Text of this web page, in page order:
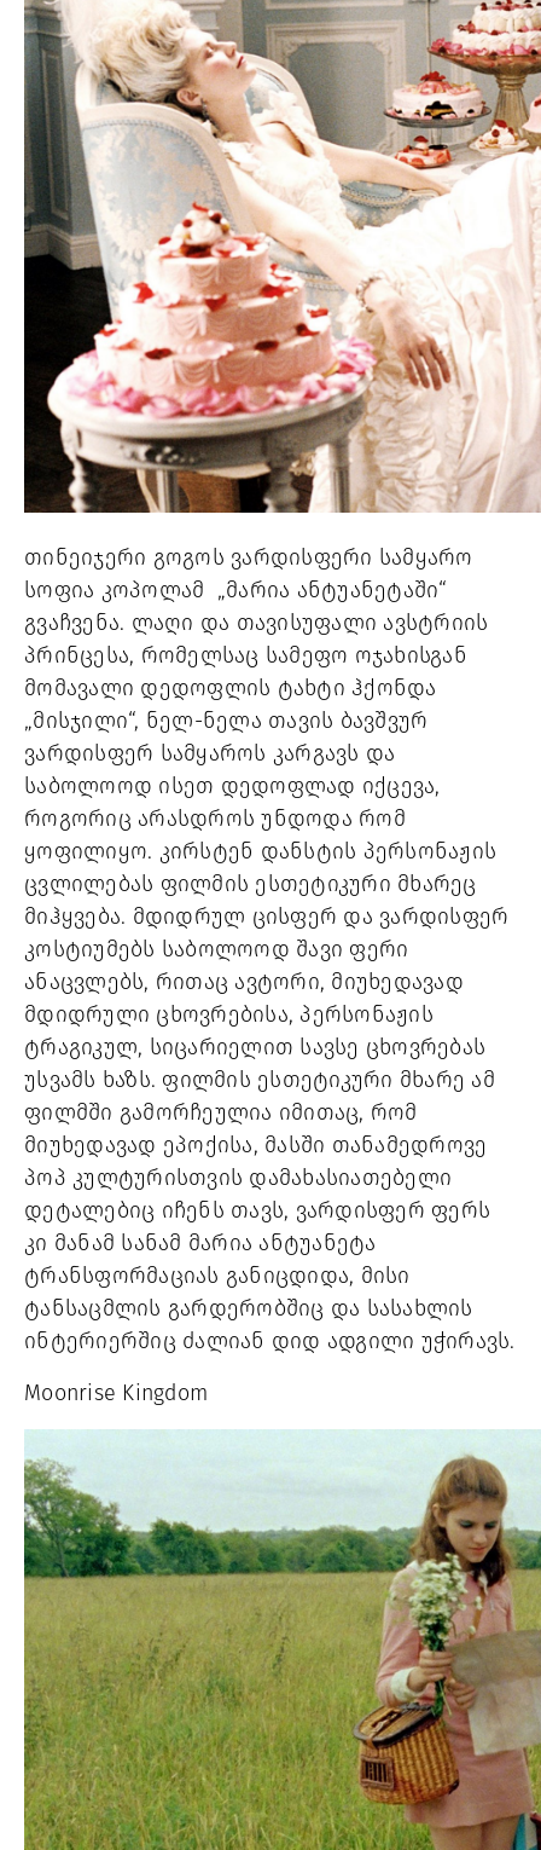
თინეიჯერი გოგოს ვარდისფერი სამყარო
სოფია კოპოლამ  „მარია ანტუანეტაში“
გვაჩვენა. ლაღი და თავისუფალი ავსტრიის
პრინცესა, რომელსაც სამეფო ოჯახისგან
მომავალი დედოფლის ტახტი ჰქონდა
„მისჯილი“, ნელ-ნელა თავის ბავშვურ
ვარდისფერ სამყაროს კარგავს და
საბოლოოდ ისეთ დედოფლად იქცევა,
როგორიც არასდროს უნდოდა რომ
ყოფილიყო. კირსტენ დანსტის პერსონაჟის
ცვლილებას ფილმის ესთეტიკური მხარეც
მიჰყვება. მდიდრულ ცისფერ და ვარდისფერ
კოსტიუმებს საბოლოოდ შავი ფერი
ანაცვლებს, რითაც ავტორი, მიუხედავად
მდიდრული ცხოვრებისა, პერსონაჟის
ტრაგიკულ, სიცარიელით სავსე ცხოვრებას
უსვამს ხაზს. ფილმის ესთეტიკური მხარე ამ
ფილმში გამორჩეულია იმითაც, რომ
მიუხედავად ეპოქისა, მასში თანამედროვე
პოპ კულტურისთვის დამახასიათებელი
დეტალებიც იჩენს თავს, ვარდისფერ ფერს
კი მანამ სანამ მარია ანტუანეტა
ტრანსფორმაციას განიცდიდა, მისი
ტანსაცმლის გარდერობშიც და სასახლის
ინტერიერშიც ძალიან დიდ ადგილი უჭირავს.
Moonrise Kingdom